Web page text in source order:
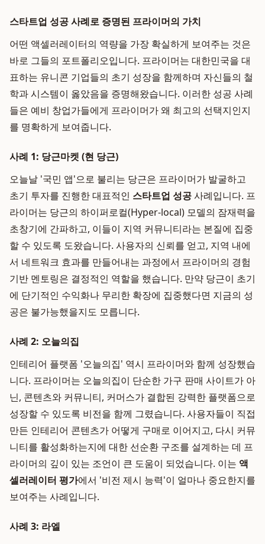
스타트업 성공 사례로 증명된 프라이머의 가치
어떤 액셀러레이터의 역량을 가장 확실하게 보여주는 것은
바로 그들의 포트폴리오입니다. 프라이머는 대한민국을 대
표하는 유니콘 기업들의 초기 성장을 함께하며 자신들의 철
학과 시스템이 옳았음을 증명해왔습니다. 이러한 성공 사례
들은 예비 창업가들에게 프라이머가 왜 최고의 선택지인지
를 명확하게 보여줍니다.
사례 1: 당근마켓 (현 당근)
오늘날 '국민 앱'으로 불리는 당근은 프라이머가 발굴하고
초기 투자를 진행한 대표적인 스타트업 성공사례입니다. 프
라이머는 당근의 하이퍼로컬(Hyper-local) 모델의 잠재력을
초창기에 간파하고, 이들이 지역 커뮤니티라는 본질에 집중
할 수 있도록 도왔습니다. 사용자의 신뢰를 얻고, 지역 내에
서 네트워크 효과를 만들어내는 과정에서 프라이머의 경험
기반 멘토링은 결정적인 역할을 했습니다. 만약 당근이 초기
에 단기적인 수익화나 무리한 확장에 집중했다면 지금의 성
공은 불가능했을지도 모릅니다.
사례 2: 오늘의집
인테리어 플랫폼 '오늘의집' 역시 프라이머와 함께 성장했습
니다. 프라이머는 오늘의집이 단순한 가구 판매 사이트가 아
닌, 콘텐츠와 커뮤니티, 커머스가 결합된 강력한 플랫폼으로
성장할 수 있도록 비전을 함께 그렸습니다. 사용자들이 직접
만든 인테리어 콘텐츠가 어떻게 구매로 이어지고, 다시 커뮤
니티를 활성화하는지에 대한 선순환 구조를 설계하는 데 프
라이머의 깊이 있는 조언이 큰 도움이 되었습니다. 이는 액
셀러레이터 평가에서 '비전 제시 능력'이 얼마나 중요한지를
보여주는 사례입니다.
사례 3: 라엘